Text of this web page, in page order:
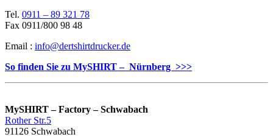
Tel. 0911 – 89 321 78
Fax 0911/800 98 48
Email : info@dertshirtdrucker.de
So finden Sie zu MySHIRT – Nürnberg >>>
MySHIRT – Factory – Schwabach
Rother Str.5
91126 Schwabach